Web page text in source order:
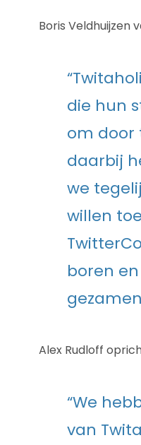
Boris Veldhuijzen
die hun
om door
daarbij
we
willen
boren
Alex Rudloff
“We
van